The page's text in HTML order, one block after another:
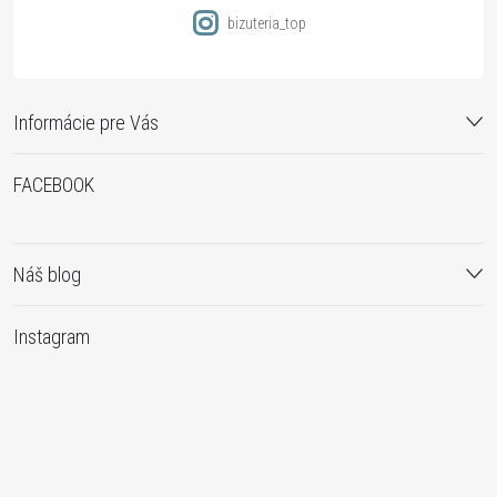
Informácie pre Vás
bizuteria_top
FACEBOOK
Náš blog
Instagram